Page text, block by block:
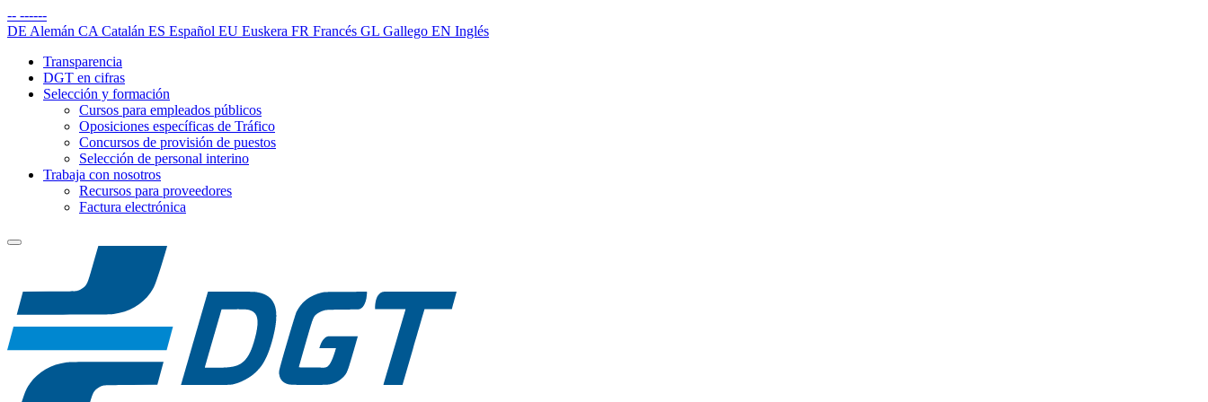
-- ------
DE Alemán CA Catalán ES Español EU Euskera FR Francés GL Gallego EN Inglés
Transparencia
DGT en cifras
Selección y formación
Cursos para empleados públicos
Oposiciones específicas de Tráfico
Concursos de provisión de puestos
Selección de personal interino
Trabaja con nosotros
Recursos para proveedores
Factura electrónica